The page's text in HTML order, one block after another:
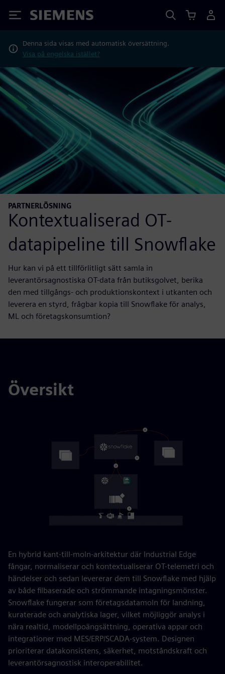
Siemens
Denna sida visas med automatisk översättning.
Visa på engelska istället?
PARTNERLÖSNING
Kontextualiserad OT-
datapipeline till Snowflake
Hur kan vi på ett tillförlitligt sätt samla in
leverantörsagnostiska OT-data från butiksgolvet, berika
den med tillgångs- och produktionskontext i utkanten och
leverera en styrd, frågbar kopia till Snowflake för analys,
ML och företagskonsumtion?
Översikt
En hybrid kant-till-moln-arkitektur där Industrial Edge
fångar, normaliserar och kontextualiserar OT-telemetri och
händelser och sedan levererar dem till Snowflake med hjälp
av både filbaserade och strömmande intagningsmönster.
Snowflake fungerar som företagsdatamoln för landning,
kuraterade och analytiska lager, vilket möjliggör analys i
nära realtid, modellpoängsättning, operativa appar och
integrationer med MES/ERP/SCADA-system. Designen
prioriterar datakonsistens, säkerhet, motståndskraft och
leverantörsagnostisk interoperabilitet.